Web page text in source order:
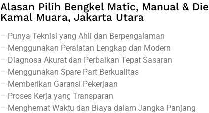
Alasan Pilih Bengkel Matic, Manual &
Kamal Muara, Jakarta Utara
– Punya Teknisi yang Ahli dan Berpengalaman
– Menggunakan Peralatan Lengkap dan Modern
– Diagnosa Akurat dan Perbaikan Tepat Sasaran
– Menggunakan Spare Part Berkualitas
– Memberikan Garansi Pekerjaan
– Proses Kerja yang Transparan
– Menghemat Waktu dan Biaya dalam Jangka Panjang